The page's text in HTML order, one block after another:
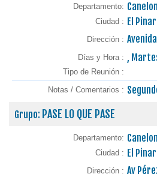
Departamento:
Ciudad : El Pinar
Dirección :
Días y Hora : ,
Tipo de Reunión :
Notas / Comentarios :
Grupo: PASE LO QUE PASE
Departamento:
Ciudad : El Pinar
Dirección : Av